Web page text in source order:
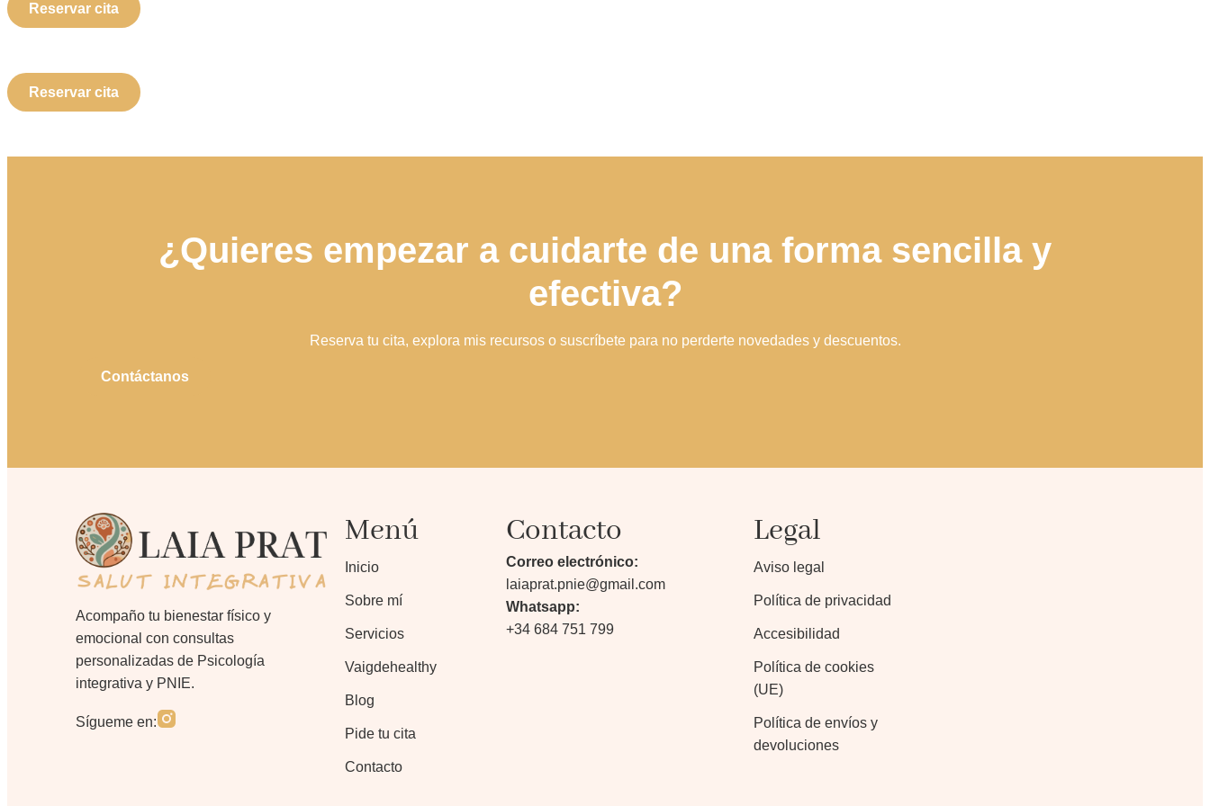
Reservar cita
Reservar cita
¿Quieres empezar a cuidarte de una forma sencilla y
efectiva?
Reserva tu cita, explora mis recursos o suscríbete para no perderte novedades y descuentos.
Contáctanos
Acompaño tu bienestar físico y
emocional con consultas
personalizadas de Psicología
integrativa y PNIE.
Sígueme en:
Menú
Inicio
Sobre mí
Servicios
Vaigdehealthy
Blog
Pide tu cita
Contacto
Contacto
Correo electrónico:
laiaprat.pnie@gmail.com
Whatsapp:
+34 684 751 799
Legal
Aviso legal
Política de privacidad
Accesibilidad
Política de cookies
(UE)
Política de envíos y
devoluciones